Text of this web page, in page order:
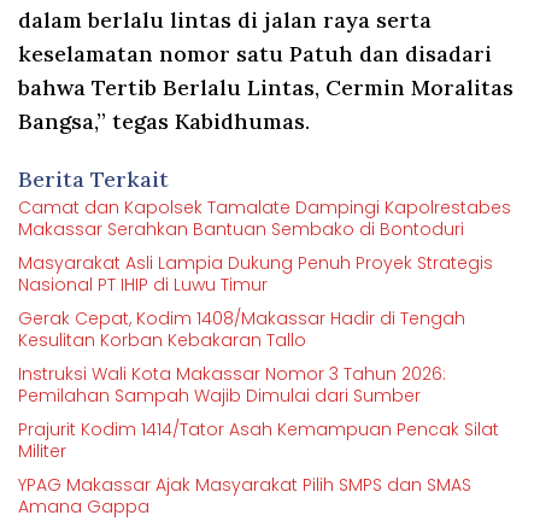
dalam berlalu lintas di jalan raya serta
keselamatan nomor satu Patuh dan disadari
bahwa Tertib Berlalu Lintas, Cermin Moralitas
Bangsa,” tegas Kabidhumas.
Berita Terkait
Camat dan Kapolsek Tamalate Dampingi Kapolrestabes
Makassar Serahkan Bantuan Sembako di Bontoduri
Masyarakat Asli Lampia Dukung Penuh Proyek Strategis
Nasional PT IHIP di Luwu Timur
Gerak Cepat, Kodim 1408/Makassar Hadir di Tengah
Kesulitan Korban Kebakaran Tallo
Instruksi Wali Kota Makassar Nomor 3 Tahun 2026:
Pemilahan Sampah Wajib Dimulai dari Sumber
Prajurit Kodim 1414/Tator Asah Kemampuan Pencak Silat
Militer
YPAG Makassar Ajak Masyarakat Pilih SMPS dan SMAS
Amana Gappa